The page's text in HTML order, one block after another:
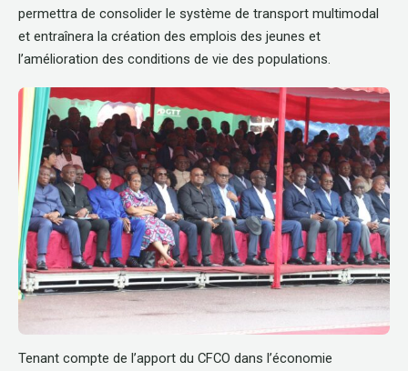
permettra de consolider le système de transport multimodal
et entraînera la création des emplois des jeunes et
l’amélioration des conditions de vie des populations.
Tenant compte de l’apport du CFCO dans l’économie